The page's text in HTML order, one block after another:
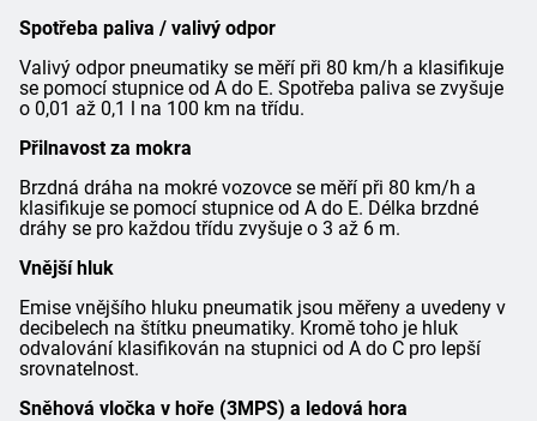
Spotřeba paliva / valivý odpor
Valivý odpor pneumatiky se měří při 80 km/h a klasifikuje
se pomocí stupnice od A do E. Spotřeba paliva se zvyšuje
o 0,01 až 0,1 l na 100 km na třídu.
Přilnavost za mokra
Brzdná dráha na mokré vozovce se měří při 80 km/h a
klasifikuje se pomocí stupnice od A do E. Délka brzdné
dráhy se pro každou třídu zvyšuje o 3 až 6 m.
Vnější hluk
Emise vnějšího hluku pneumatik jsou měřeny a uvedeny v
decibelech na štítku pneumatiky. Kromě toho je hluk
odvalování klasifikován na stupnici od A do C pro lepší
srovnatelnost.
Sněhová vločka v hoře (3MPS) a ledová hora